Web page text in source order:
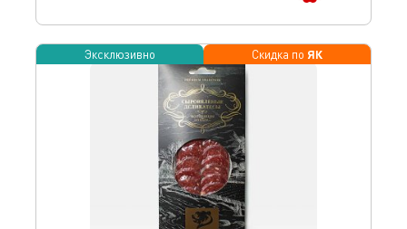
Эксклюзивно Скидка по ЯК